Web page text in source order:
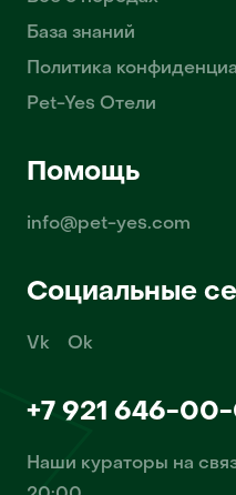
База знаний
Политика
Pet-Yes Отели
Помощь
info@pet-yes.com
Социальные
Vk Ok
+7 921 646-
Наши кураторы на